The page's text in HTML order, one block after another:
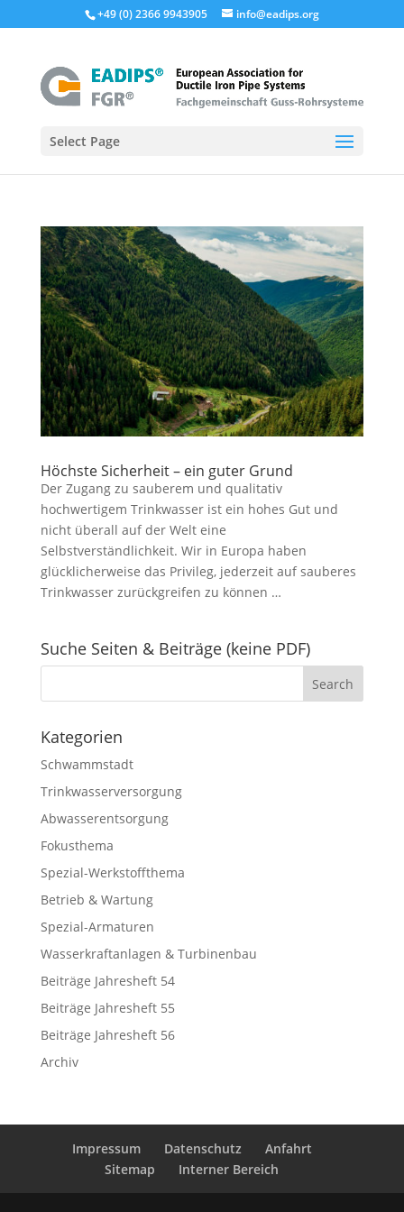
+49 (0) 2366 9943905 info@eadips.org
Select Page
Höchste Sicherheit – ein guter Grund
Der Zugang zu sauberem und qualitativ
hochwertigem Trinkwasser ist ein hohes Gut und
nicht überall auf der Welt eine
Selbstverständlichkeit. Wir in Europa haben
glücklicherweise das Privileg, jederzeit auf sauberes
Trinkwasser zurückgreifen zu können …
Suche Seiten & Beiträge (keine PDF)
Kategorien
Schwammstadt
Trinkwasserversorgung
Abwasserentsorgung
Fokusthema
Spezial-Werkstoffthema
Betrieb & Wartung
Spezial-Armaturen
Wasserkraftanlagen & Turbinenbau
Beiträge Jahresheft 54
Beiträge Jahresheft 55
Beiträge Jahresheft 56
Archiv
Impressum Datenschutz
Anfahrt
Sitemap
Interner Bereich